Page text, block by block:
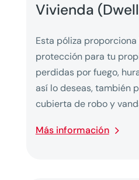
Vivienda
Esta póliza
protección para tu
perdidas por fuego,
así lo deseas, también
cubierta de robo y
Más información